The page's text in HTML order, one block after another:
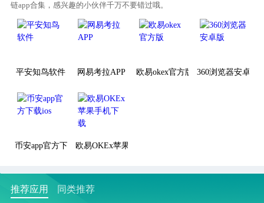
链app合集，感兴趣的小伙伴千万不要错过哦。
平安知鸟软件 网易考拉APP 欧易okex官方版 360浏览器安卓版
币安app官方下载ios欧易OKEx苹果手机下载
推荐应用 同类推荐